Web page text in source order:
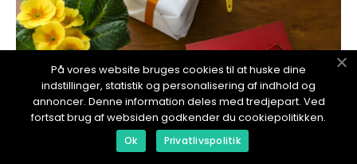
På vores website bruges cookies til at huske dine
indstillinger, statistik og personalisering af indhold og
annoncer. Denne information deles med tredjepart. Ved
fortsat brug af websiden godkender du cookiepolitikken.
Ok Privatlivspolitik